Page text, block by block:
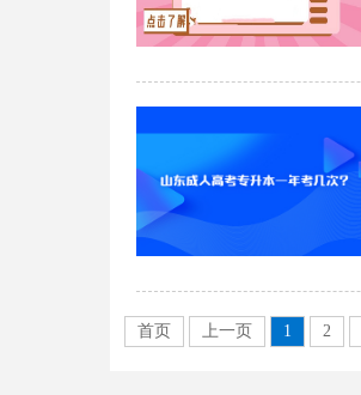
首页 上一页 1 2